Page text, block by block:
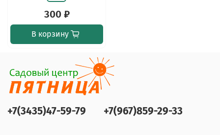
300 ₽
В корзину
+7(3435)47-59-79 +7(967)859-29-33